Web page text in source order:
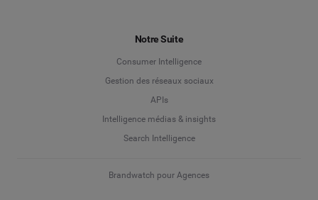
Notre Suite
Consumer Intelligence
Gestion des réseaux sociaux
APIs
Intelligence médias & insights
Search Intelligence
Brandwatch pour Agences